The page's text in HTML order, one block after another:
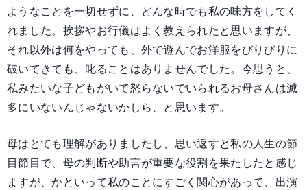
ようなことを一切せずに、どんな時でも私の味方をしてく
れました。挨拶やお行儀はよく教えられたと思いますが、
それ以外は何をやっても、外で遊んでお洋服をびりびりに
破いてきても、叱ることはありませんでした。今思うと、
私みたいな子どもがいて怒らないでいられるお母さんは滅
多にいないんじゃないかしら、と思います。
母はとても理解がありましたし、思い返すと私の人生の節
目節目で、母の判断や助言が重要な役割を果たしたと感じ
ますが、かといって私のことにすごく関心があって、出演